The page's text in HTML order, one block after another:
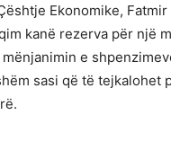
Ekonomike,
kanë rezerva për një
e
sasi që të